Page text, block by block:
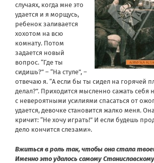
случаях, когда мне это
удается и я морщусь,
ребенок заливается
хохотом на всю
комнату. Потом
задается новый
вопрос. “Где ты
сидишь?” – “На стуле”, –
отвечаю я. “А если бы ты сидел на горячей
делал?”. Приходится мысленно сажать себя
с невероятными усилиями спасаться от
удается, девочке становится жалко меня.
кричит: “Не хочу играть!” И если будешь
дело кончится слезами».
Вжиться в роль так, чтобы она стала
Именно это удалось самому